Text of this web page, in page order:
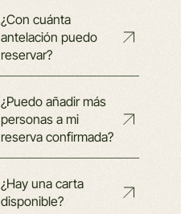
¿Con cuánta
antelación puedo
reservar?
¿Puedo añadir más
personas a mi
reserva confirmada?
¿Hay una carta
disponible?